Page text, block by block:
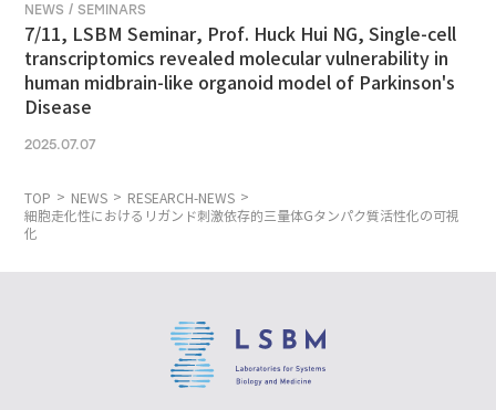
NEWS / SEMINARS
7/11, LSBM Seminar, Prof. Huck Hui NG, Single-cell
transcriptomics revealed molecular vulnerability in
human midbrain-like organoid model of Parkinson's
Disease
2025.07.07
TOP NEWS
RESEARCH-NEWS
細胞走化性におけるリガンド刺激依存的三量体Gタンパク質活性化の可視
化